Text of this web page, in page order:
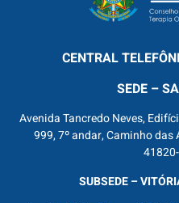
CENTRAL
SEDE –
Avenida Tancredo Neves,
999, 7º andar, Caminho das
SUBSEDE –